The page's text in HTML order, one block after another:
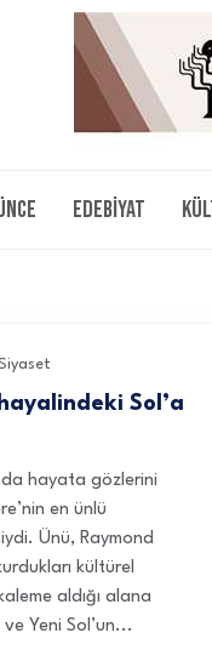
Edebiyat
Sol’a
hayata gözlerini
en ünlü
Ünü, Raymond
kültürel
aldığı alana
Yeni Sol’un...